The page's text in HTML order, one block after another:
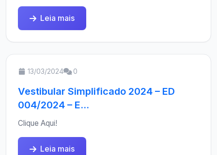
Leia mais
13/03/2024 0
Vestibular Simplificado 2024 – ED
004/2024 – E...
Clique Aqui!
Leia mais